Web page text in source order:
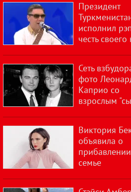
Президент
исполнил
честь своего
Сеть
фото
Каприо со
взрослым
Виктория
объявила о
семье